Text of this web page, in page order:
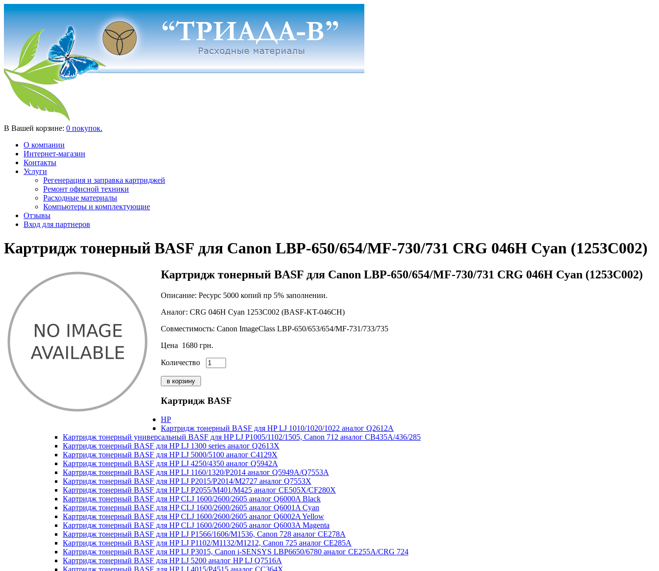
В Вашей корзине: 0 покупок.
О компании
Интернет-магазин
Контакты
Услуги
Регенерация и заправка картриджей
Ремонт офисной техники
Расходные материалы
Компьютеры и комплектующие
Отзывы
Вход для партнеров
Картридж тонерный BASF для Canon LBP-650/654/MF-730/731 CRG 046H Cyan (1253C002)
Картридж тонерный BASF для Canon LBP-650/654/MF-730/731 CRG 046H Cyan (1253C002)
Описание: Ресурс 5000 копий пр 5% заполнении.
Аналог: CRG 046H Cyan 1253C002 (BASF-KT-046CH)
Совместимость: Canon ImageClass LBP-650/653/654/MF-731/733/735
Цена 1680 грн.
Количество
Картридж BASF
HP
Картридж тонерный BASF для HP LJ 1010/1020/1022 аналог Q2612A
Картридж тонерный универсальный BASF для HP LJ P1005/1102/1505, Canon 712 аналог CB435A/436/285
Картридж тонерный BASF для HP LJ 1300 series аналог Q2613X
Картридж тонерный BASF для HP LJ 5000/5100 аналог C4129X
Картридж тонерный BASF для HP LJ 4250/4350 аналог Q5942A
Картридж тонерный BASF для HP LJ 1160/1320/P2014 аналог Q5949A/Q7553A
Картридж тонерный BASF для HP LJ P2015/P2014/M2727 аналог Q7553X
Картридж тонерный BASF для HP LJ P2055/M401/M425 аналог CE505X/CF280X
Картридж тонерный BASF для HP CLJ 1600/2600/2605 аналог Q6000A Black
Картридж тонерный BASF для HP CLJ 1600/2600/2605 аналог Q6001A Cyan
Картридж тонерный BASF для HP CLJ 1600/2600/2605 аналог Q6002A Yellow
Картридж тонерный BASF для HP CLJ 1600/2600/2605 аналог Q6003A Magenta
Картридж тонерный BASF для HP LJ P1566/1606/M1536, Canon 728 аналог CE278A
Картридж тонерный BASF для HP LJ P1102/M1132/M1212, Canon 725 аналог CE285A
Картридж тонерный BASF для HP LJ P3015, Canon i-SENSYS LBP6650/6780 аналог CE255A/CRG 724
Картридж тонерный BASF для HP LJ 5200 аналог HP LJ Q7516A